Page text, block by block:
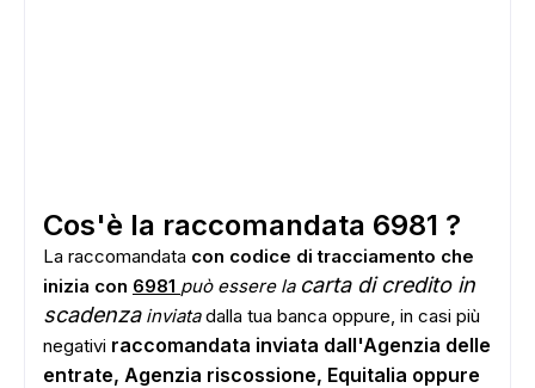
Cos'è la raccomandata 6981 ?
La raccomandata con codice di tracciamento che
inizia con 6981 può essere la carta di credito in
scadenzainviatadalla tua banca oppure, in casi più
negativi raccomandata inviata dall'Agenzia delle
entrate, Agenzia riscossione, Equitalia oppure